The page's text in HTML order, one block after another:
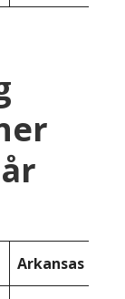
Arkansas